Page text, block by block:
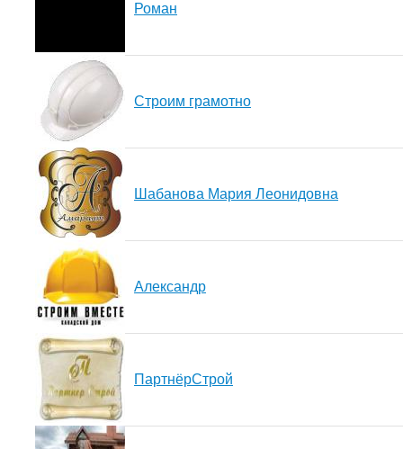
Роман
Строим грамотно
Шабанова Мария Леонидовна
Александр
ПартнёрСтрой